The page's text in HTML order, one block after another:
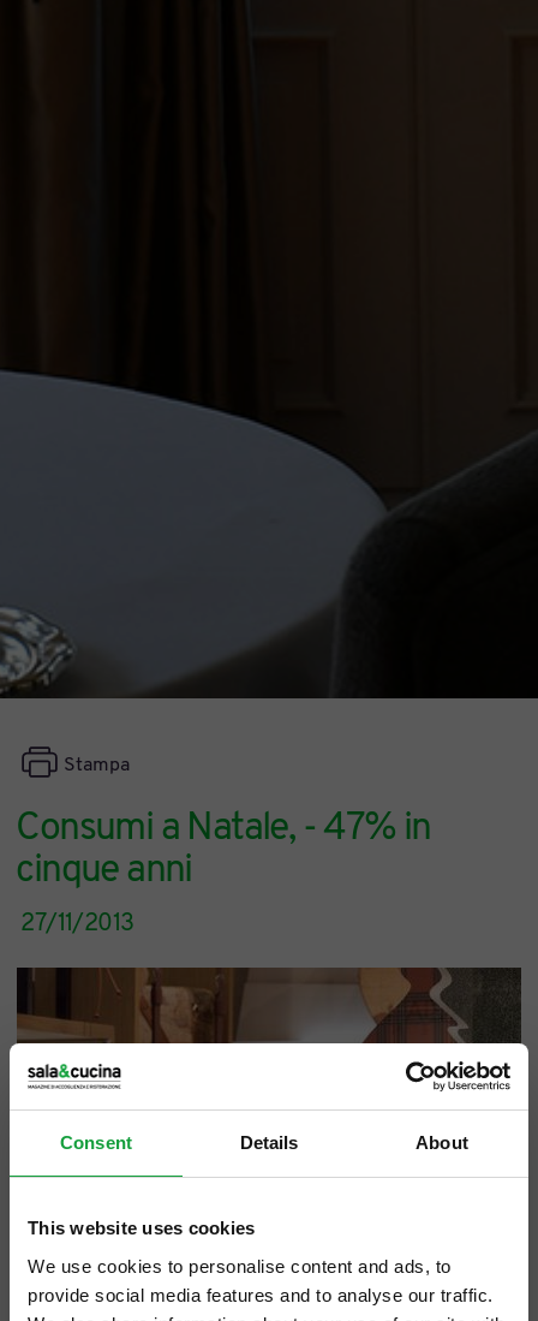
Consent Details About
This website uses cookies
We use cookies to personalise content and ads, to
provide social media features and to analyse our traffic.
Consumi a Natale, - 47% in
cinque anni
Stampa
27/11/2013